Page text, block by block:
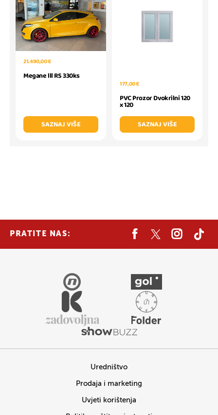
21.490,00 €
Megane lll RS 330ks
SAZNAJ VIŠE
177,00 €
PVC Prozor Dvokrilni 120
x 120
SAZNAJ VIŠE
PRATITE NAS:
Uredništvo
Prodaja i marketing
Uvjeti korištenja